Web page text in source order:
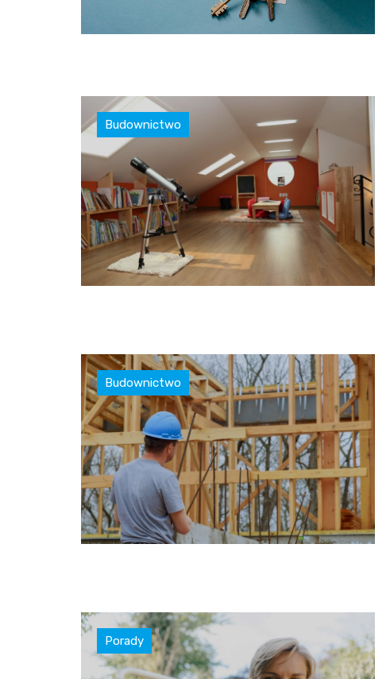
Budownictwo
Budownictwo
Porady